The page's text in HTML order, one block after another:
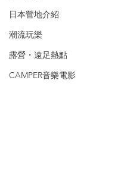
日本營地介紹
潮流玩樂
露營・遠足熱點
CAMPER音樂電影